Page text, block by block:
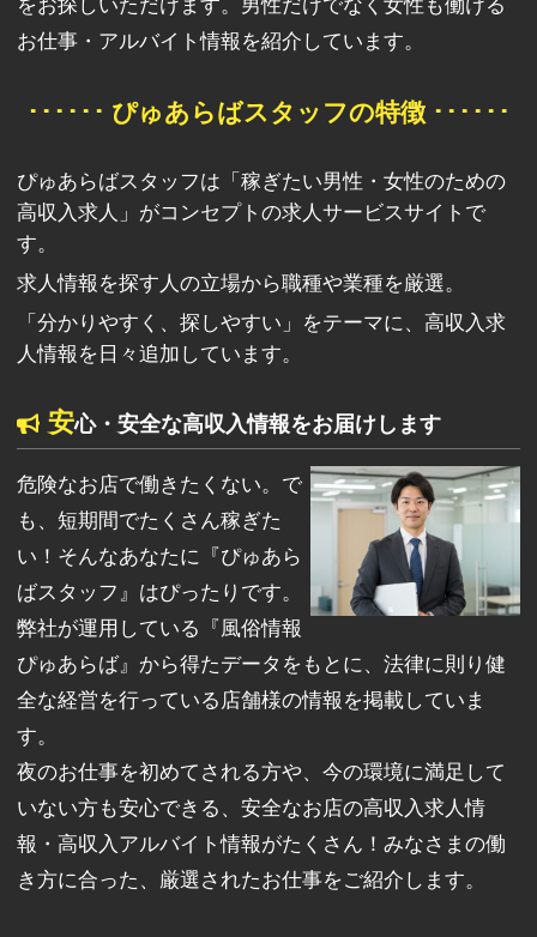
をお探しいただけます。男性だけでなく女性も働ける
お仕事・アルバイト情報を紹介しています。
･･････ ぴゅあらばスタッフの特徴 ･･････
ぴゅあらばスタッフは「稼ぎたい男性・女性のための
高収入求人」がコンセプトの求人サービスサイトで
す。
求人情報を探す人の立場から職種や業種を厳選。
「分かりやすく、探しやすい」をテーマに、高収入求
人情報を日々追加しています。
安心・安全な高収入情報をお届けします
危険なお店で働きたくない。で
も、短期間でたくさん稼ぎた
い！そんなあなたに『ぴゅあら
ばスタッフ』はぴったりです。
弊社が運用している『風俗情報
ぴゅあらば』から得たデータをもとに、法律に則り健
全な経営を行っている店舗様の情報を掲載していま
す。
夜のお仕事を初めてされる方や、今の環境に満足して
いない方も安心できる、安全なお店の高収入求人情
報・高収入アルバイト情報がたくさん！みなさまの働
き方に合った、厳選されたお仕事をご紹介します。